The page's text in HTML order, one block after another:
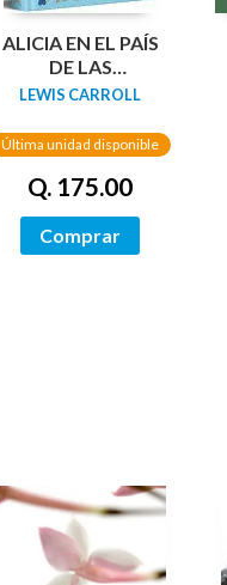
ALICIA EN EL PAÍS
DE LAS
MARAVILLAS
CON CANTOS
PINTADOS)
LEWIS CARROLL
Última unidad disponible
Q. 175.00
Comprar